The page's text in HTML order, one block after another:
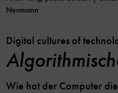
Neumann
Digital cultures of
Wie hat der Computer